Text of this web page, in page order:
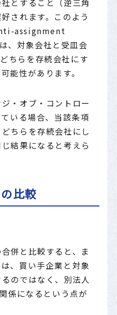
されます。このよう
assignment
、対象会社と受皿会
ちらを存続会社にす
能性があります。
・オブ・コントロー
いる場合、当該条項
ちらを存続会社にし
結果になると考えら
比較
併と比較すると、ま
、買い手企業と対象
のではなく、別法人
係になるという点が